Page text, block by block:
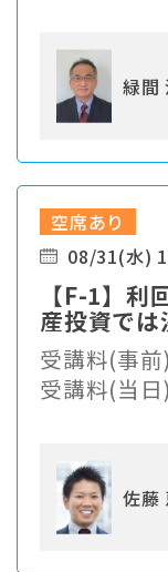
緑間
空席あり
08/31(水)
【F-1】利
産投資で
りの最先端
受講料(事
受講料(当
佐藤